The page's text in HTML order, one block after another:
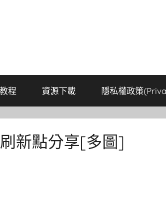
程 資源下載 隱私權政策
新點分享[多圖]